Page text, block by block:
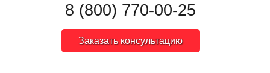
8 (800) 770-00-25
Заказать консультацию